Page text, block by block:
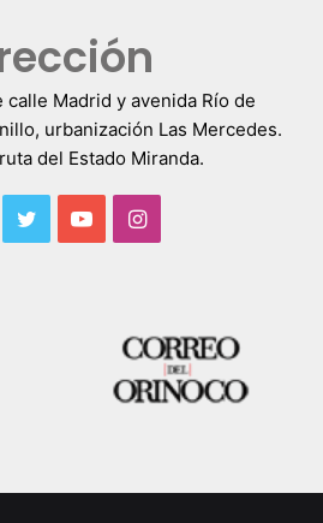
calle Madrid y avenida Río de
urbanización Las Mercedes.
del Estado Miranda.
TwitterYouTubeInstagram